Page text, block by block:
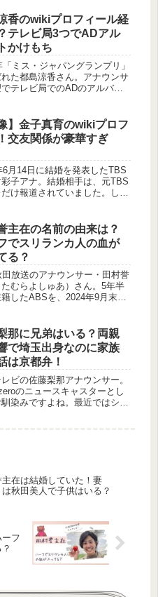
か検証してみました。小さい
真が公開されている髪型の変化
香のwikiプロフィール経
テレビ局3つでADアル
かけもち
「ミス・ジャパングランプリ」
た都島涼香さん。アナウンサ
テレビ局でのADのアルバイ
島涼香のwikiプロフィール都島
歴は？都島涼香さんの経...
】金子真育のwikiプロフ
交友関係が豪華すぎ
6月14日に結婚を発表したTBS
子アナ。結婚相手は、元TBS
け報道されていました。しか
の夫、金子真育さんのプロフ
経歴を調べてみました。すご
だけあって、セレブリティの
も多いみたいですよ！
主在の名前の由来は？
でスリランカ人の血が
る？
放送のアナウンサー・田村誉
むらよしゅあ）さん。5年半
したABSを、2024年9月末で
か？今回は、田村誉主在さん
の由来やハーフなのか調...
那に兄弟はいる？両親
で埼玉出身なのに家族
は京都弁！
ビの佐藤梨那アナウンサー。
のニュースキャスターとし
染みですよね。最近ではシュ
主在は結婚していた！妻
は秋田美人で子供はいる？
フ